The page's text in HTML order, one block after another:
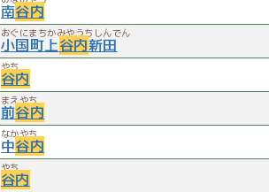
南谷内
おぐにまちかみやうちしんでん
小国町上谷内新田
やち
谷内
まえやち
前谷内
なかやち
中谷内
やち
谷内